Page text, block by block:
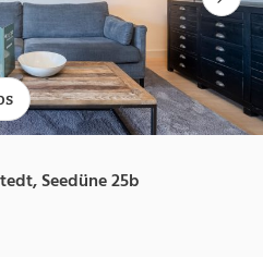
Seedüne 25b